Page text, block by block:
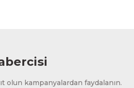
olun kampanyalardan faydalanın.